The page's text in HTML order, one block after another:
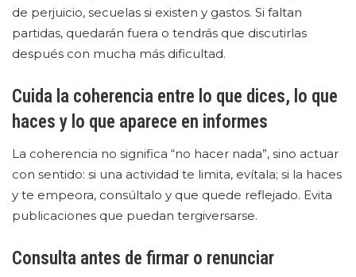
de perjuicio, secuelas si existen y gastos. Si faltan
partidas, quedarán fuera o tendrás que discutirlas
después con mucha más dificultad.
Cuida la coherencia entre lo que dices, lo que
haces y lo que aparece en informes
La coherencia no significa “no hacer nada”, sino actuar
con sentido: si una actividad te limita, evítala; si la haces
y te empeora, consúltalo y que quede reflejado. Evita
publicaciones que puedan tergiversarse.
Consulta antes de firmar o renunciar